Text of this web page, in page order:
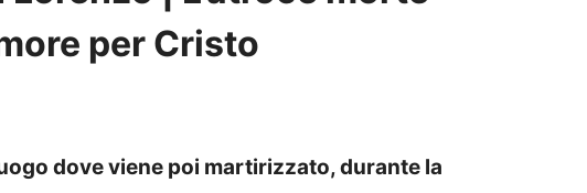
per Cristo
dove viene poi martirizzato, durante la